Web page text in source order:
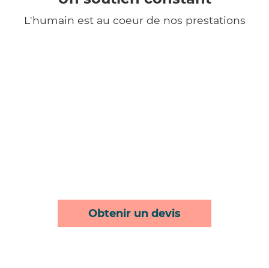
L'humain est au coeur de nos prestations
Obtenir un devis